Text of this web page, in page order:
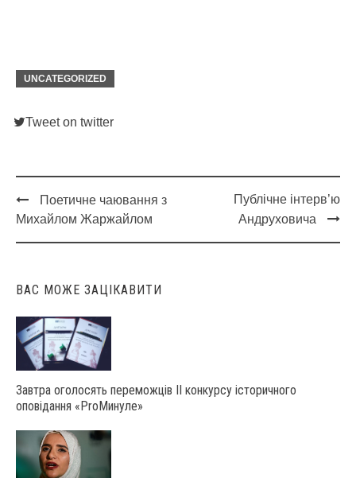
UNCATEGORIZED
Tweet on twitter
Post
navigation
Поетичне чаювання з
Михайлом Жаржайлом
Публічне інтерв’ю
Андруховича
ВАС МОЖЕ ЗАЦІКАВИТИ
Завтра оголосять переможців ІІ конкурсу історичного
оповідання «ProМинуле»